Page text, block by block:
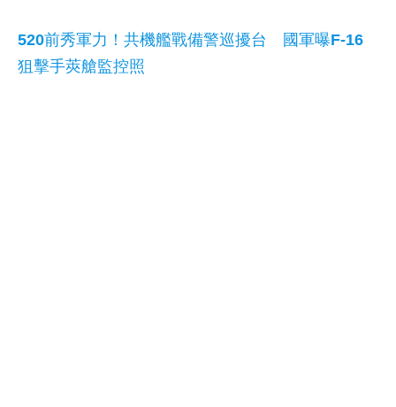
520前秀軍力！共機艦戰備警巡擾台 國軍曝F-16
狙擊手莢艙監控照